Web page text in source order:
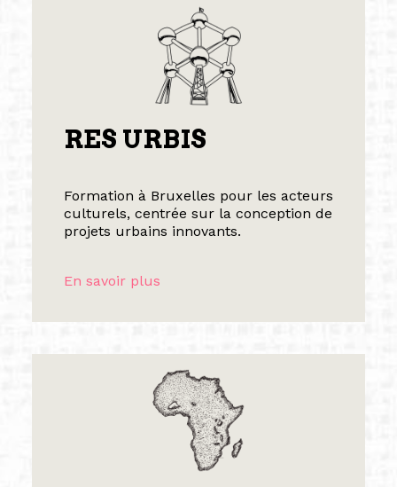
RES URBIS
Formation à Bruxelles pour les acteurs
culturels, centrée sur la conception de
projets urbains innovants.
En savoir plus